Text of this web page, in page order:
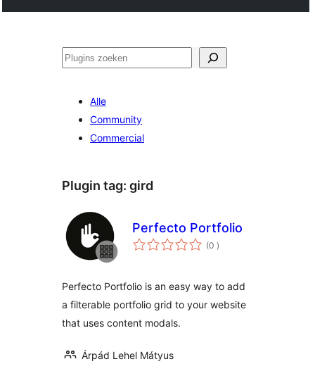
Zoeken
Alle
Community
Commercial
Plugin tag: gird
Perfecto Portfolio
(0 aantal
beoordelingen
)
Perfecto Portfolio is an easy way to add
a filterable portfolio grid to your website
that uses content modals.
Árpád Lehel Mátyus